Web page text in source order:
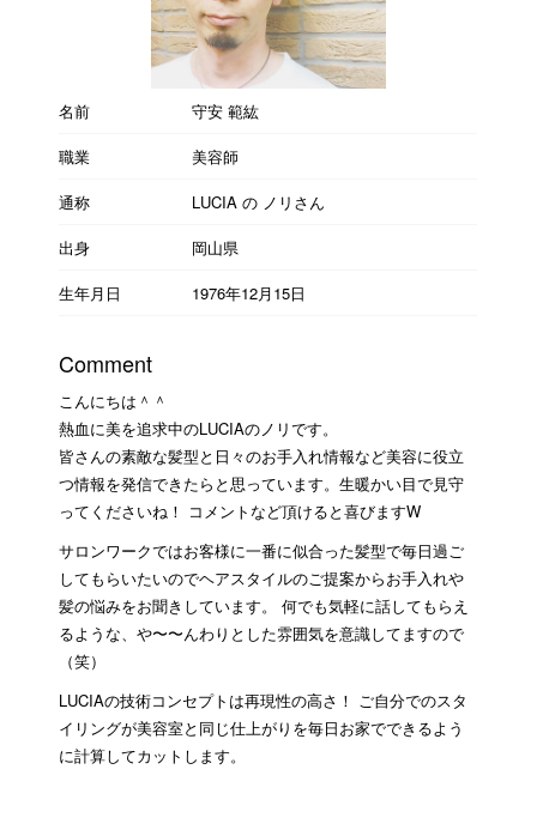
名前
守安 範紘
職業
美容師
通称
LUCIA の ノリさん
出身
岡山県
生年月日
1976年12月15日
Comment
こんにちは＾＾
熱血に美を追求中のLUCIAのノリです。
皆さんの素敵な髪型と日々のお手入れ情報など美容に役立
つ情報を発信できたらと思っています。生暖かい目で見守
ってくださいね！ コメントなど頂けると喜びますW
サロンワークではお客様に一番に似合った髪型で毎日過ご
してもらいたいのでヘアスタイルのご提案からお手入れや
髪の悩みをお聞きしています。 何でも気軽に話してもらえ
るような、や〜〜んわりとした雰囲気を意識してますので
（笑）
LUCIAの技術コンセプトは再現性の高さ！ ご自分でのスタ
イリングが美容室と同じ仕上がりを毎日お家でできるよう
に計算してカットします。